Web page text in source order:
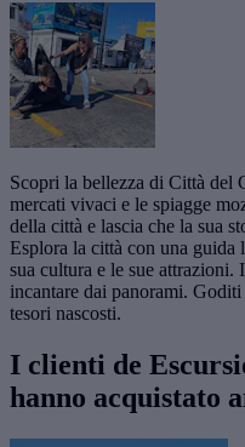
Scopri la bellezza di Città del
mercati vivaci e le spiagge
della città e lascia che la sua
Esplora la città con una guida
sua cultura e le sue attrazioni.
incantare dai panorami.
tesori nascosti.
I clienti de
hanno acquistato